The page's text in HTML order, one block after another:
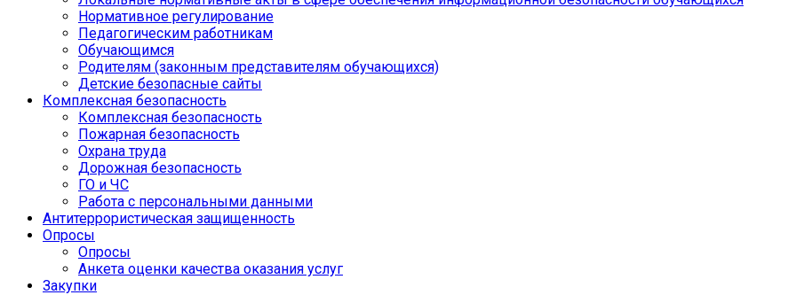
Нормативное регулирование
Педагогическим работникам
Обучающимся
Родителям (законным представителям обучающихся)
Детские безопасные сайты
Комплексная безопасность
Комплексная безопасность
Пожарная безопасность
Охрана труда
Дорожная безопасность
ГО и ЧС
Работа с персональными данными
Антитеррористическая защищенность
Опросы
Опросы
Анкета оценки качества оказания услуг
Закупки